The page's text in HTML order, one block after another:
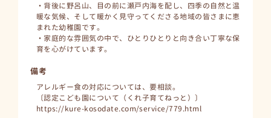
・背後に野呂山、目の前に瀬戸内海を配し、四季の自然と温
暖な気候、そして暖かく見守ってくださる地域の皆さまに恵
まれた幼稚園です。
・家庭的な雰囲気の中で、ひとりひとりと向き合い丁寧な保
育を心がけています。
備考
アレルギー食の対応については、要相談。
〔認定こども園について（くれ子育てねっと）〕
https://kure-kosodate.com/service/779.html